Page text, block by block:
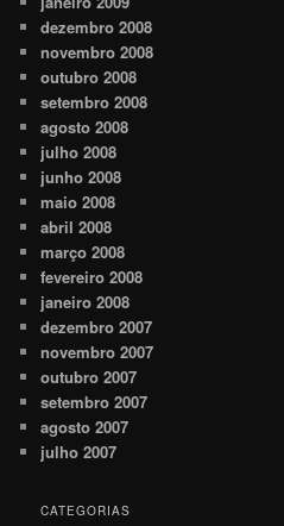
dezembro 2008
novembro 2008
outubro 2008
setembro 2008
agosto 2008
julho 2008
junho 2008
maio 2008
abril 2008
março 2008
fevereiro 2008
janeiro 2008
dezembro 2007
novembro 2007
outubro 2007
setembro 2007
agosto 2007
julho 2007
CATEGORIAS